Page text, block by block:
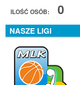
ILOŚĆ OSÓB: 0
NASZE LIGI